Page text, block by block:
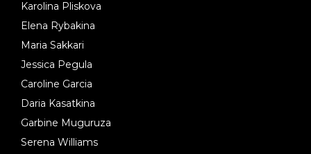
Karolina Pliskova
Elena Rybakina
Maria Sakkari
Jessica Pegula
Caroline Garcia
Daria Kasatkina
Garbine Muguruza
Serena Williams